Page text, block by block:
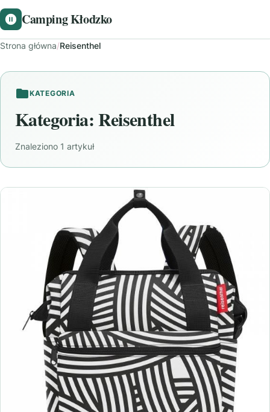
Camping Kłodzko
Strona główna/Reisenthel
KATEGORIA
Kategoria:Reisenthel
Znaleziono 1 artykuł